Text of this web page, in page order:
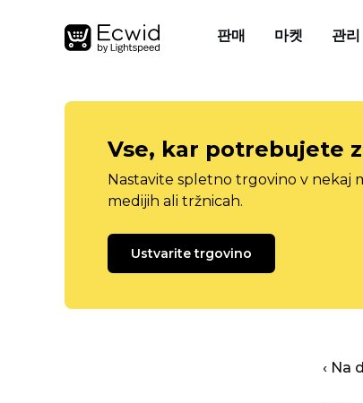
판매 마켓 관리
Vse, kar potrebujete
Nastavite spletno trgovino v nekaj
medijih ali tržnicah.
Ustvarite trgovino
‹ Na